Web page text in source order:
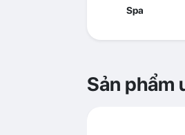
Spa
Sản phẩm